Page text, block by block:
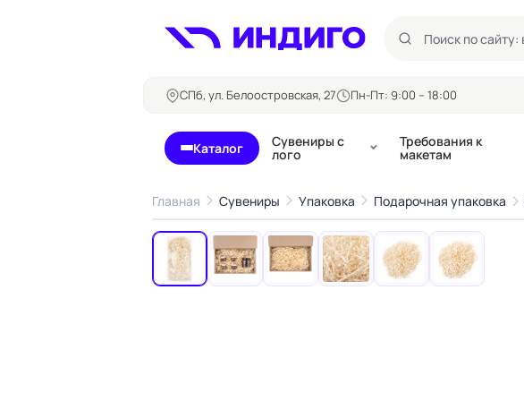
СПб, ул. Белоостровская, 27 Пн-Пт: 9:00 – 18:00
Каталог
Бланки и формуляры
Блокноты
Бейджи
Билеты, купоны
Буклеты
Сувениры с
лого
Требования к
макетам
Главная Сувениры Упаковка Подарочная упаковка
‹